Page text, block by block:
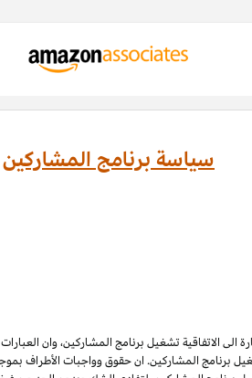
سياسة برنامج المشاركين
الى الاتفاقية تشغيل برنامج المشاركين، وان
برنامج المشاركين. ان حقوق وواجبات الأطراف